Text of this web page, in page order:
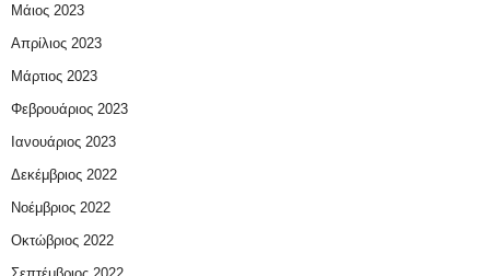
Μάιος 2023
Απρίλιος 2023
Μάρτιος 2023
Φεβρουάριος 2023
Ιανουάριος 2023
Δεκέμβριος 2022
Νοέμβριος 2022
Οκτώβριος 2022